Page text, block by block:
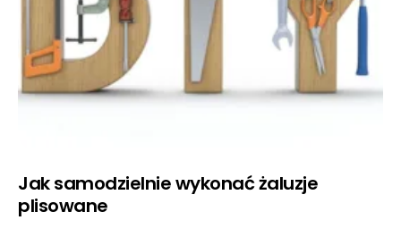
Jak samodzielnie wykonać żaluzje
plisowane